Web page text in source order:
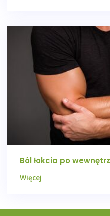
Ból łokcia po
Więcej